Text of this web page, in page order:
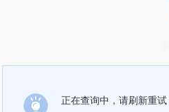
正在查询中，请刷新重试